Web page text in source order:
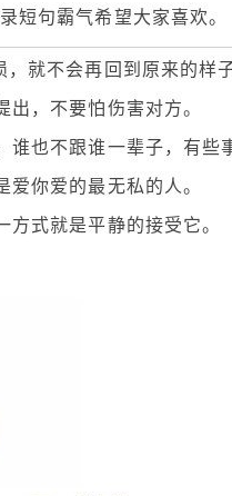
短句霸气希望大家喜欢。
就不会再回到原来的样子
，不要怕伤害对方。
也不跟谁一辈子，有些
你爱的最无私的人。
式就是平静的接受它。